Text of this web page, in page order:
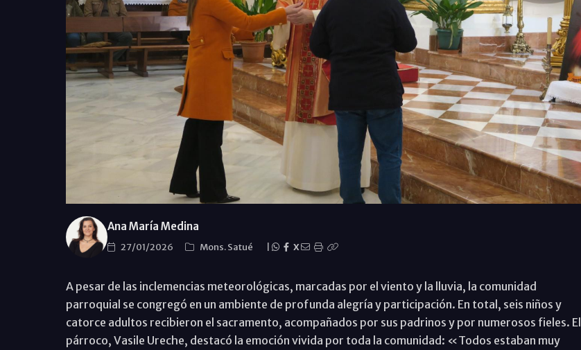
Ana María Medina
27/01/2026 Mons. Satué X
A pesar de las inclemencias meteorológicas, marcadas por el viento y la lluvia, la comunidad
parroquial se congregó en un ambiente de profunda alegría y participación. En total, seis niños y
catorce adultos recibieron el sacramento, acompañados por sus padrinos y por numerosos fieles. El
párroco, Vasile Ureche, destacó la emoción vivida por toda la comunidad: «Todos estaban muy